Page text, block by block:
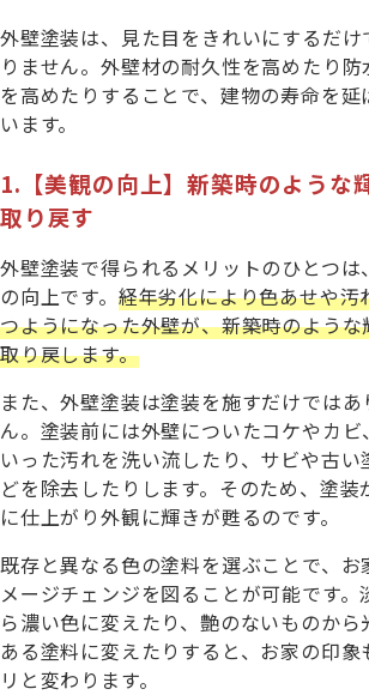
外壁塗装は、見た目をきれいにするだけ
りません。外壁材の耐久性を高めたり防
を高めたりすることで、建物の寿命を延
います。
1.【美観の向上】新築時のような
取り戻す
外壁塗装で得られるメリットのひとつは
の向上です。 経年劣化により色あせや汚
つようになった外壁が、新築時のような
取り戻します。
また、外壁塗装は塗装を施すだけではあ
ん。塗装前には外壁についたコケやカビ
いった汚れを洗い流したり、サビや古い
どを除去したりします。そのため、塗装
に仕上がり外観に輝きが甦るのです。
既存と異なる色の塗料を選ぶことで、お
メージチェンジを図ることが可能です。
ら濃い色に変えたり、艶のないものから
ある塗料に変えたりすると、お家の印象
リと変わります。